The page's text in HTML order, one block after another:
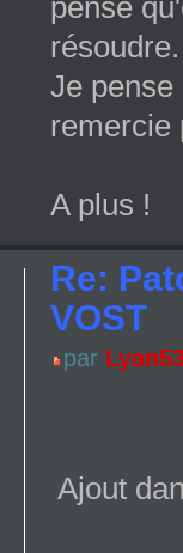
pense
résoudre.
Je pense
remercie
A plus !
Re:
VOST
par
Ajout